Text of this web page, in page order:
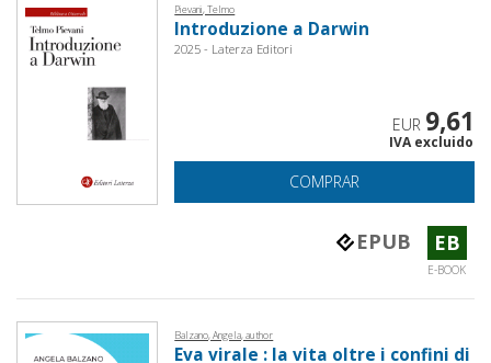
Pievani, Telmo
Introduzione a Darwin
2025 - Laterza Editori
EUR 9,61
IVA excluido
COMPRAR
EPUB EB
E-BOOK
Balzano, Angela, author
Eva virale : la vita oltre i confini di